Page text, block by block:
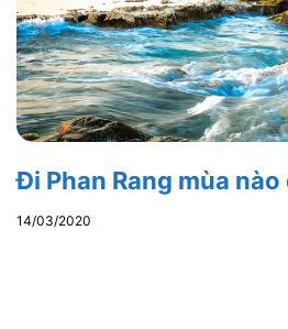
Đi Phan Rang mùa nào
14/03/2020